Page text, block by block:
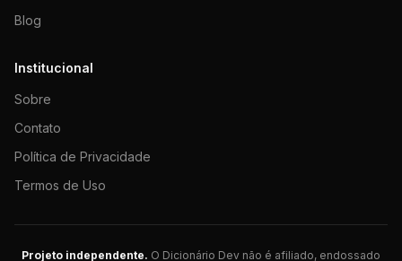
Blog
Institucional
Sobre
Contato
Política de Privacidade
Termos de Uso
Projeto independente. O Dicionário Dev não é afiliado, endossado